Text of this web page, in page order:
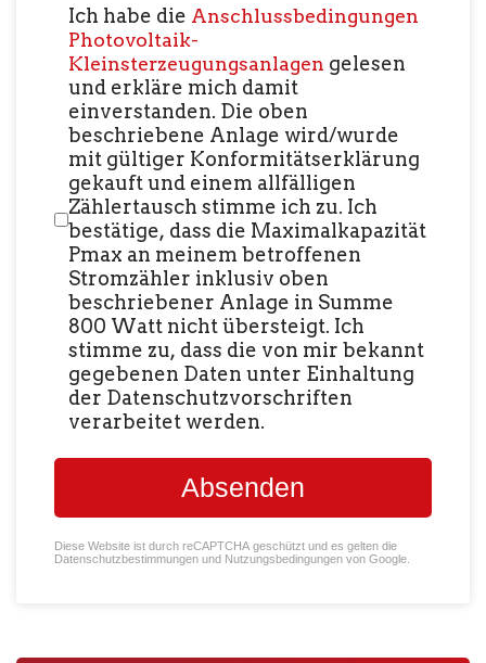
Nutzungsbedingungen*
Ich habe die Anschlussbedingungen
Photovoltaik-
Kleinsterzeugungsanlagen gelesen
und erkläre mich damit
einverstanden. Die oben
beschriebene Anlage wird/wurde
mit gültiger Konformitätserklärung
gekauft und einem allfälligen
Zählertausch stimme ich zu. Ich
bestätige, dass die Maximalkapazität
Pmax an meinem betroffenen
Stromzähler inklusiv oben
beschriebener Anlage in Summe
800 Watt nicht übersteigt. Ich
stimme zu, dass die von mir bekannt
gegebenen Daten unter Einhaltung
der Datenschutzvorschriften
verarbeitet werden.
Absenden
reCAPTCHA*
Diese Website ist durch reCAPTCHA geschützt und es gelten die
Datenschutzbestimmungen und Nutzungsbedingungen von Google.